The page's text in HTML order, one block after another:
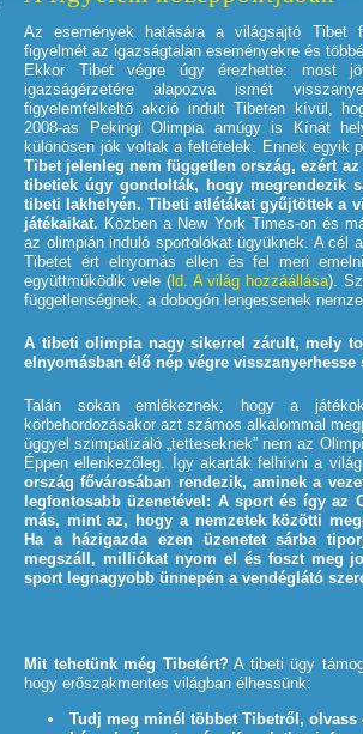
Az események hatására a világsajtó Tibet
figyelmét az igazságtalan eseményekre és
Ekkor Tibet végre úgy érezhette: most
igazságérzetére alapozva ismét
figyelemfelkeltő akció indult Tibeten kívül,
2008-as Pekingi Olimpia amúgy is Kínát
különösen jók voltak a feltételek. Ennek egyik
Tibet jelenleg nem független ország, ezért
tibetiek úgy gondolták, hogy megrendezik
tibeti lakhelyén. Tibeti atlétákat gyűjtöttek a
játékaikat. Közben a New York Times-on és
az olimpián induló sportolókat ügyüknek. A
Tibetet ért elnyomás ellen és fel meri
együttműködik vele (ld. A világ hozzáállása).
függetlenségnek, a dobogón lengessenek
A tibeti olimpia nagy sikerrel zárult, mely
elnyomásban élő nép végre visszanyerhesse
Talán sokan emlékeznek, hogy a
körbehordozásakor azt számos alkalommal
üggyel szimpatizáló „tetteseknek” nem az
Éppen ellenkezőleg. Így akarták felhívni a
ország fővárosában rendezik, aminek a
legfontosabb üzenetével: A sport és így az
más, mint az, hogy a nemzetek közötti
Ha a házigazda ezen üzenetet sárba
megszáll, milliókat nyom el és foszt meg
sport legnagyobb ünnepén a vendéglátó
Mit tehetünk még Tibetért?A tibeti ügy
hogy erőszakmentes világban élhessünk:
Tudj meg minél többet Tibetről, olvass